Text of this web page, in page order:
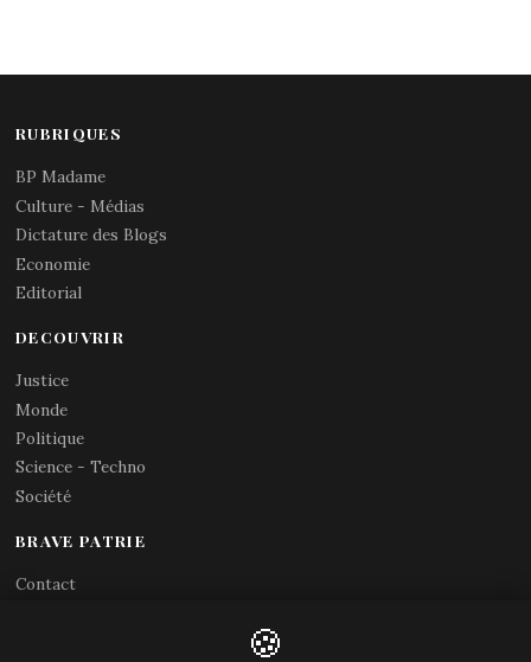
RUBRIQUES
BP Madame
Culture - Médias
Dictature des Blogs
Economie
Editorial
DECOUVRIR
Justice
Monde
Politique
Science - Techno
Société
BRAVE PATRIE
Contact
🍪